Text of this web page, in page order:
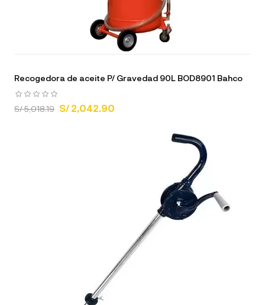
Recogedora de aceite P/ Gravedad 90L BOD8901 Bahco
S/ 5,018.19 S/ 2,042.90